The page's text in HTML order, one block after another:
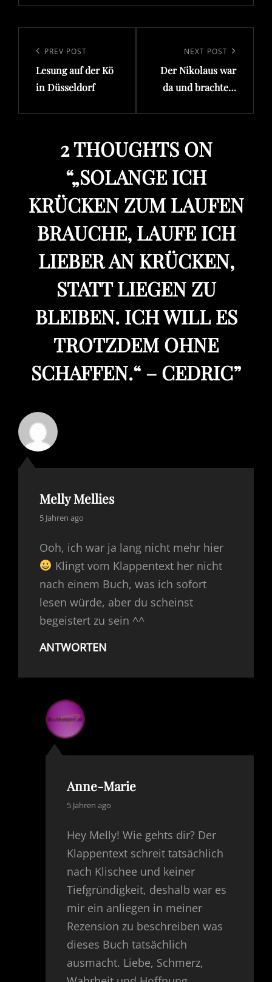
Previous
Post
PREV POST
Lesung auf der Kö
in Düsseldorf
Post
NEXT POST
Der Nikolaus war
da und brachte…
2 THOUGHTS ON
“„SOLANGE ICH
KRÜCKEN ZUM LAUFEN
BRAUCHE, LAUFE ICH
LIEBER AN KRÜCKEN,
STATT LIEGEN ZU
BLEIBEN. ICH WILL ES
TROTZDEM OHNE
SCHAFFEN.“ – CEDRIC”
Melly Mellies
says:
5 Jahren ago
Ooh, ich war ja lang nicht mehr hier
Klingt vom Klappentext her nicht
nach einem Buch, was ich sofort
lesen würde, aber du scheinst
begeistert zu sein ^^
ANTWORTEN
Anne-Marie
says:
5 Jahren ago
Hey Melly! Wie gehts dir? Der
Klappentext schreit tatsächlich
nach Klischee und keiner
Tiefgründigkeit, deshalb war es
mir ein anliegen in meiner
Rezension zu beschreiben was
dieses Buch tatsächlich
ausmacht. Liebe, Schmerz,